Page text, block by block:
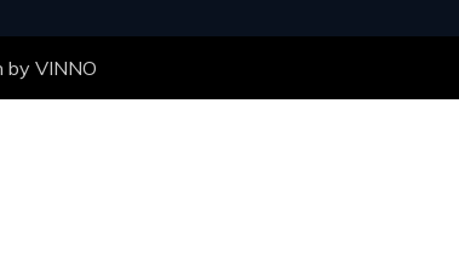
by VINNO